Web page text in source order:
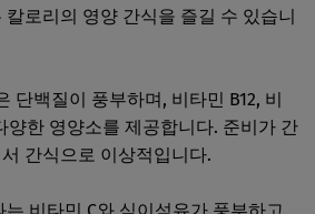
로리의 영양 간식을 즐길 수 있습니
단백질이 풍부하며, 비타민 B12, 비
양한 영양소를 제공합니다. 준비가 간
간식으로 이상적입니다.